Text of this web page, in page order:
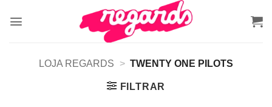
LOJA REGARDS > TWENTY ONE PILOTS
FILTRAR